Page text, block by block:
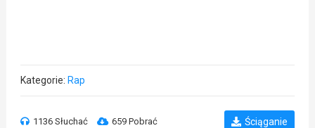
Kategorie: Rap
1136 Słuchać 659 Pobrać Ściąganie